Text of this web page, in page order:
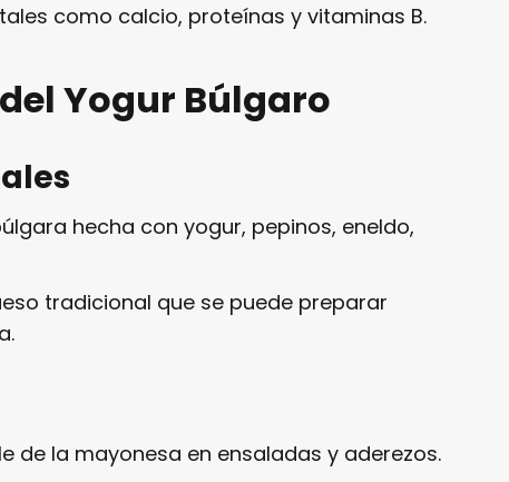
como calcio, proteínas y vitaminas B.
Yogur Búlgaro
hecha con yogur, pepinos, eneldo,
tradicional que se puede preparar
de la mayonesa en ensaladas y aderezos.